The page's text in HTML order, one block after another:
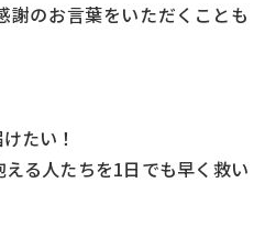
謝のお言葉をいただくことも
たい！
る人たちを1日でも早く救い